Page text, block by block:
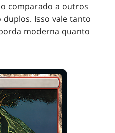
comparado a outros
Isso vale tanto
moderna quanto